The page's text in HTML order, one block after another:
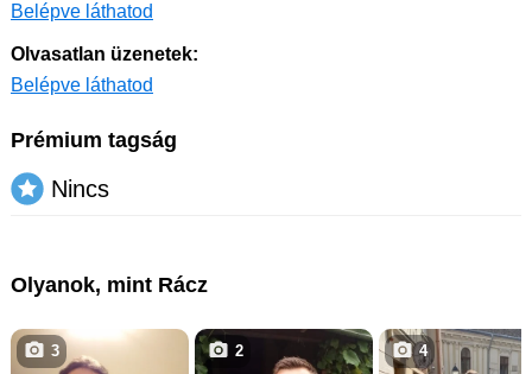
Belépve láthatod
Olvasatlan üzenetek:
Belépve láthatod
Prémium tagság
Nincs
Olyanok, mint Rácz
3 2 4